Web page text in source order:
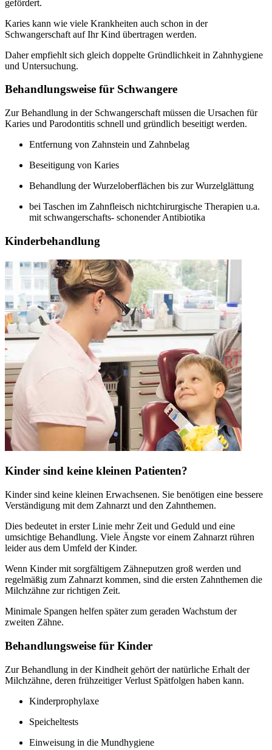
gefördert.
Karies kann wie viele Krankheiten auch schon in der
Schwangerschaft auf Ihr Kind übertragen werden.
Daher empfiehlt sich gleich doppelte Gründlichkeit in Zahnhygiene
und Untersuchung.
Behandlungsweise für Schwangere
Zur Behandlung in der Schwangerschaft müssen die Ursachen für
Karies und Parodontitis schnell und gründlich beseitigt werden.
Entfernung von Zahnstein und Zahnbelag
Beseitigung von Karies
Behandlung der Wurzeloberflächen bis zur Wurzelglättung
bei Taschen im Zahnfleisch nichtchirurgische Therapien u.a.
mit schwangerschafts- schonender Antibiotika
Kinderbehandlung
Kinder sind keine kleinen Patienten?
Kinder sind keine kleinen Erwachsenen. Sie benötigen eine bessere
Verständigung mit dem Zahnarzt und den Zahnthemen.
Dies bedeutet in erster Linie mehr Zeit und Geduld und eine
umsichtige Behandlung. Viele Ängste vor einem Zahnarzt rühren
leider aus dem Umfeld der Kinder.
Wenn Kinder mit sorgfältigem Zähneputzen groß werden und
regelmäßig zum Zahnarzt kommen, sind die ersten Zahnthemen die
Milchzähne zur richtigen Zeit.
Minimale Spangen helfen später zum geraden Wachstum der
zweiten Zähne.
Behandlungsweise für Kinder
Zur Behandlung in der Kindheit gehört der natürliche Erhalt der
Milchzähne, deren frühzeitiger Verlust Spätfolgen haben kann.
Kinderprophylaxe
Speicheltests
Einweisung in die Mundhygiene